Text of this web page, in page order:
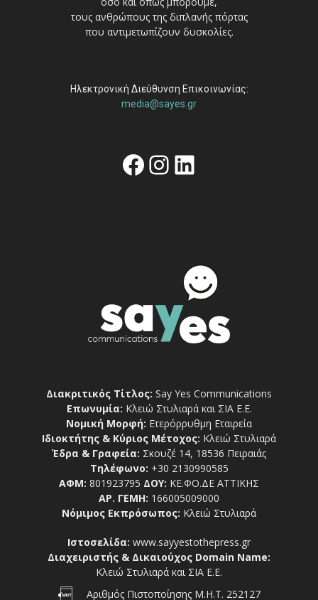
τους ανθρώπους της διπλανής πόρτας
που αντιμετωπίζουν δυσκολίες.
Ηλεκτρονική Διεύθυνση Επικοινωνίας:
media@sayes.gr
Facebook
Instagram
Linkedin
Διακριτικός Τίτλος: Say Yes Communications
Επωνυμία: Κλειώ Στυλιαρά και ΣΙΑ Ε.Ε.
Νομική Μορφή: Ετερόρρυθμη Εταιρεία
Ιδιοκτήτης & Κύριος Μέτοχος: Κλειώ Στυλιαρά
Έδρα & Γραφεία: Σκουζέ 14, 18536 Πειραιάς
Τηλέφωνο: +30 2130990585
ΑΦΜ: 801923795 ΔΟΥ: ΚΕ.ΦΟ.ΔΕ ΑΤΤΙΚΗΣ
ΑΡ. ΓΕΜΗ: 166005009000
Νόμιμος Εκπρόσωπος: Κλειώ Στυλιαρά
Ιστοσελίδα: www.sayyestothepress.gr
Διαχειριστής & Δικαιούχος Domain Name:
Κλειώ Στυλιαρά και ΣΙΑ Ε.Ε.
Αριθμός Πιστοποίησης Μ.Η.Τ. 252127